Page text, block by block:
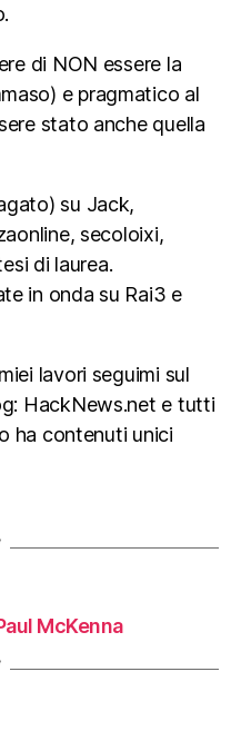
di NON essere la
e pragmatico al
stato anche quella
su Jack,
secoloixi,
di laurea.
in onda su Rai3 e
lavori seguimi sul
HackNews.net e tutti
ha contenuti unici
McKenna